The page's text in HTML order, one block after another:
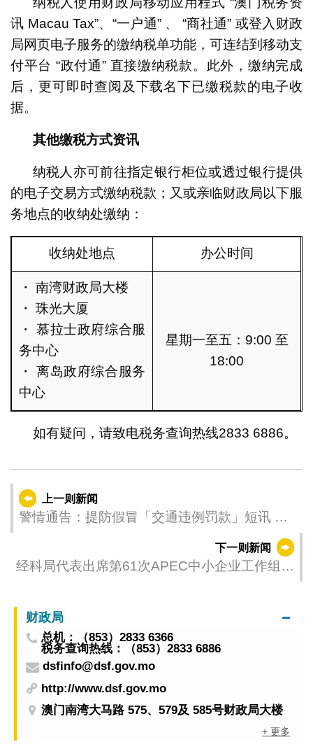
讯 Macau Tax”、“一户通” 、 “商社通” 或登入财政
局网页电子服务的缴纳税单功能，可连结到移动支
付平台 “政付通” 直接缴纳税款。此外，缴纳完成
后，更可即时查阅及下载名下已缴税款的电子收
据。
其他缴税方式资讯
纳税人亦可前往指定银行柜位或透过银行提供
的电子交易方式缴纳税款；又或亲临财政局以下服
务地点的收纳处缴纳：
收纳处地点 办公时间
・ 南湾财政局大楼
・ 珠光大厦
・ 慕拉士政府综合服
务中心
・ 离岛政府综合服务
中心
星期一至五：9:00 至
18:00
如有疑问，请致电税务查询热线2833 6886。
上一则新闻
警情通告：提防假冒「交通违例罚款」短讯 以
下一则新闻
经科局代表出席第61次APEC中小企业工作组会
财政局
总机：（853）2833 6366
税务查询热线：（853）2833 6886
dsfinfo@dsf.gov.mo
http://www.dsf.gov.mo
澳门南湾大马路 575、579及 585号财政局大楼
+ 更多